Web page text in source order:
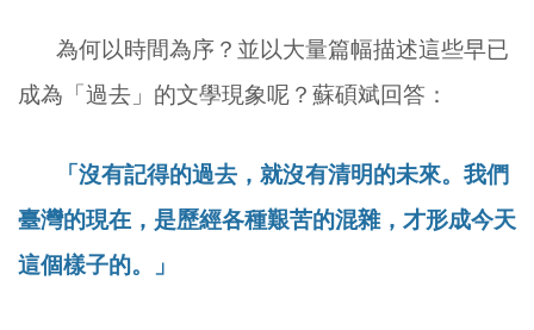
為何以時間為序？並以大量篇幅描述這些早已
成為「過去」的文學現象呢？蘇碩斌回答：
「沒有記得的過去， 就沒有清明的未來。我們
臺灣的現在，是歷經各種艱苦的混雜，才形成今天
這個樣子的。」